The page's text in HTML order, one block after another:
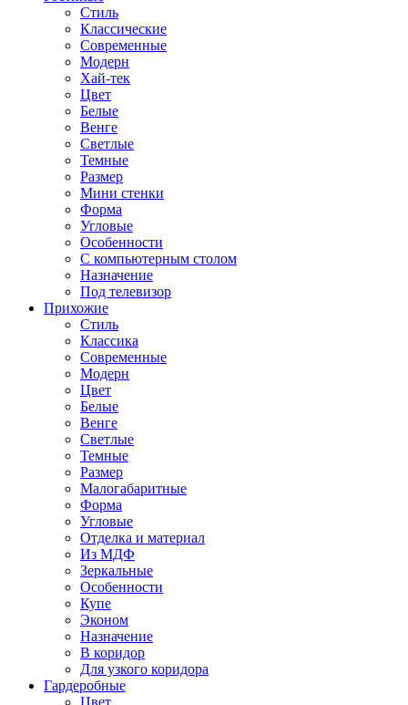
Стиль
Классические
Современные
Модерн
Хай-тек
Цвет
Белые
Венге
Светлые
Темные
Размер
Мини стенки
Форма
Угловые
Особенности
С компьютерным столом
Назначение
Под телевизор
Прихожие
Стиль
Классика
Современные
Модерн
Цвет
Белые
Венге
Светлые
Темные
Размер
Малогабаритные
Форма
Угловые
Отделка и материал
Из МДФ
Зеркальные
Особенности
Купе
Эконом
Назначение
В коридор
Для узкого коридора
Гардеробные
Цвет